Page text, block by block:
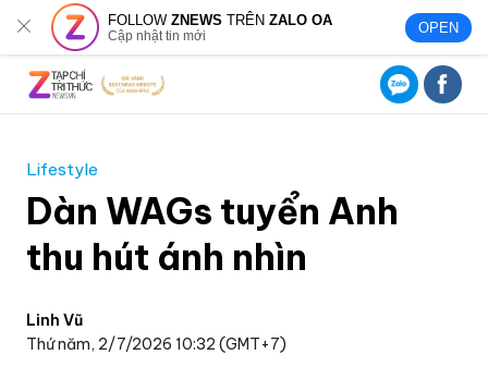
FOLLOWZNEWS TRÊNZALO OA
Cập nhật tin mới OPEN
Lifestyle
Dàn WAGs tuyển Anh
thu hút ánh nhìn
Linh Vũ
Thứ năm, 2/7/2026 10:32 (GMT+7)